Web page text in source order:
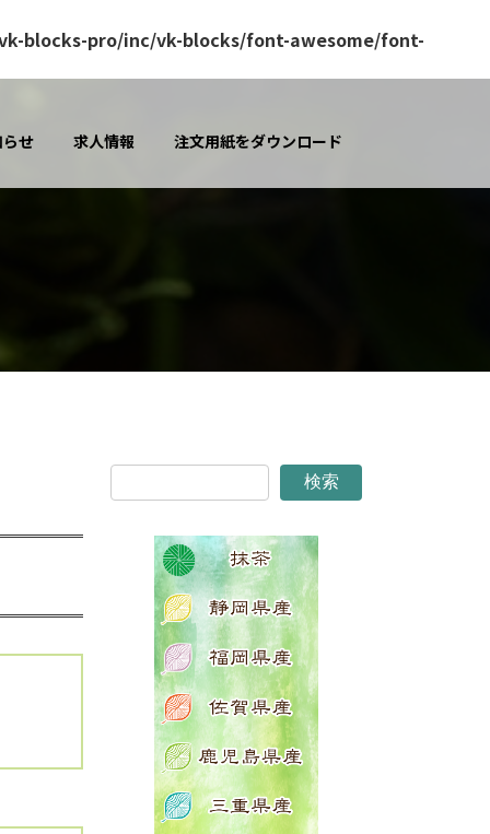
blocks-pro/inc/vk-blocks/font-awesome/font-
せ 求人情報 注文用紙をダウンロード
検索